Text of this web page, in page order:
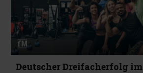
Deutscher Dreifacherfolg im